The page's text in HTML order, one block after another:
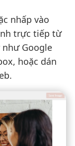
nhấp vào
trực tiếp từ
Google
hoặc dán